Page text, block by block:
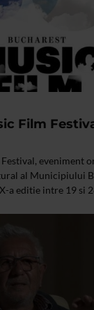
Film
eveniment
al Municipiului
a editie intre 19 si